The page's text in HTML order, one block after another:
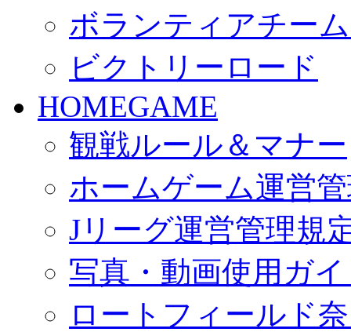
ボランティアチー
ビクトリーロード
HOMEGAME
観戦ルール＆マナー
ホームゲーム運営
Jリーグ運営管理規
写真・動画使用ガ
ロートフィールド